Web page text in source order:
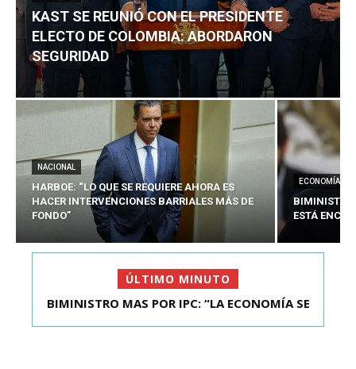
KAST SE REUNIÓ CON EL PRESIDENTE
ELECTO DE COLOMBIA: ABORDARON
SEGURIDAD
NACIONAL
HARBOE: “LO QUE SE REQUIERE AHORA ES
HACER INTERVENCIONES BARRIALES MÁS DE
FONDO”
ECONOMÍA
BIMINISTRO
ESTÁ
ÚLTIMO MINUTO
KAST SE REUNIÓ CON EL PRESIDENTE ELECTO DE
BIMINISTRO MAS POR IPC: “LA ECONOMÍA SE